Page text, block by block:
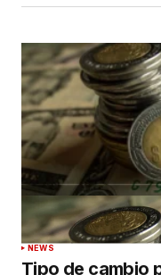
NEWS
Tipo de cambio